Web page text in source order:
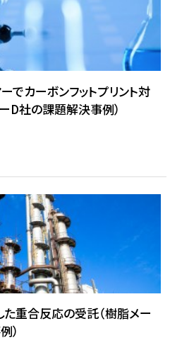
でカーボンフットプリント対
D社の課題解決事例）
重合反応の受託（樹脂メー
）